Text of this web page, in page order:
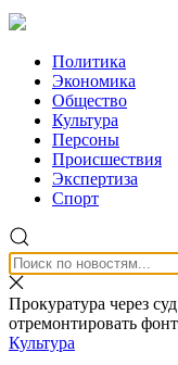
Политика
Экономика
Общество
Культура
Персоны
Происшествия
Экспертиза
Спорт
Прокуратура через
отремонтировать
Культура